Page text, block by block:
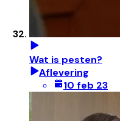
Wat is pesten?
Aflevering
10 feb 23